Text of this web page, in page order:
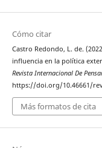
Cómo citar
Castro Redondo, L. de.
influencia en la política
Revista Internacional De
https://doi.org/10.46661/
Más formatos de cita